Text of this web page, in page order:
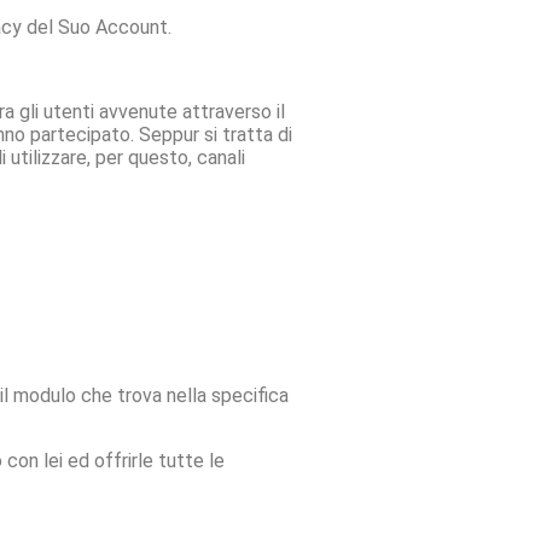
del Suo Account.
gli utenti avvenute attraverso il
partecipato. Seppur si tratta di
utilizzare, per questo, canali
modulo che trova nella specifica
con lei ed offrirle tutte le